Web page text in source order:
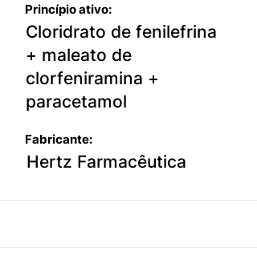
Princípio ativo:
Cloridrato de fenilefrina
+ maleato de
clorfeniramina +
paracetamol
Fabricante:
Hertz Farmacêutica